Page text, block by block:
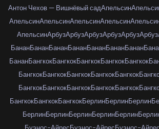
Антон Чехов — Вишнёвый садАпельсин
АпельсинАпельсинАпельсинАпельсин
АпельсинАрбузАрбузАрбузАрбузАрбузАрбуз
БананБананБананБананБананБананБанан
БананБангкокБангкокБангкокБангкокБангкок
БангкокБангкокБангкокБангкокБангкок
БангкокБангкокБангкокБангкокБангкок
БангкокБангкокБангкокБерлинБерлинБерлин
БерлинБерлинБерлинБерлинБерлин